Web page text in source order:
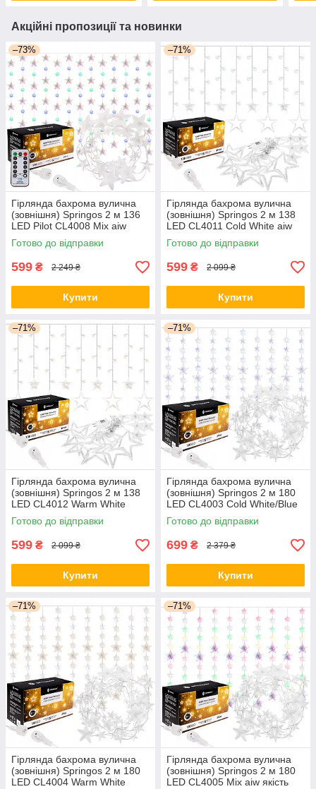
Акційні пропозиції та новинки
–73%
Гірлянда бахрома вулична
(зовнішня) Springos 2 м 136
LED Pilot CL4008 Mix aiw
якість
Готово до відправки
599 ₴ 2 249 ₴
Купити
–71%
Гірлянда бахрома вулична
(зовнішня) Springos 2 м 138
LED CL4011 Cold White aiw
якість
Готово до відправки
599 ₴ 2 099 ₴
Купити
–71%
Гірлянда бахрома вулична
(зовнішня) Springos 2 м 138
LED CL4012 Warm White
orig447
Готово до відправки
599 ₴ 2 099 ₴
Купити
–71%
Гірлянда бахрома вулична
(зовнішня) Springos 2 м 180
LED CL4003 Cold White/Blue
orig438
Готово до відправки
699 ₴ 2 379 ₴
Купити
–71%
Гірлянда бахрома вулична
(зовнішня) Springos 2 м 180
LED CL4004 Warm White
–71%
Гірлянда бахрома вулична
(зовнішня) Springos 2 м 180
LED CL4005 Mix aiw якість